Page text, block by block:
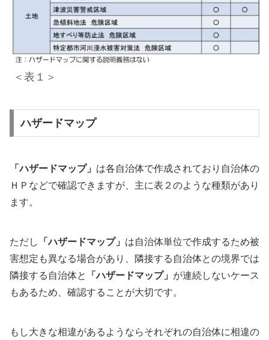
＜表１＞
ハザードマップ
「ハザードマップ」 は各自治体で作成されており自治体の
ＨＰなどで確認できますが、主に表２のような種類があり
ます。
ただし 「ハザードマップ」 は自治体単位で作成するため被
害想定も異なる場合があり、隣接する自治体との境界では
隣接する自治体と
「ハザードマップ」 が連続しないケース
もあるため、確認することが大切です。
もし大きな相違があるようならそれぞれの自治体に相違の